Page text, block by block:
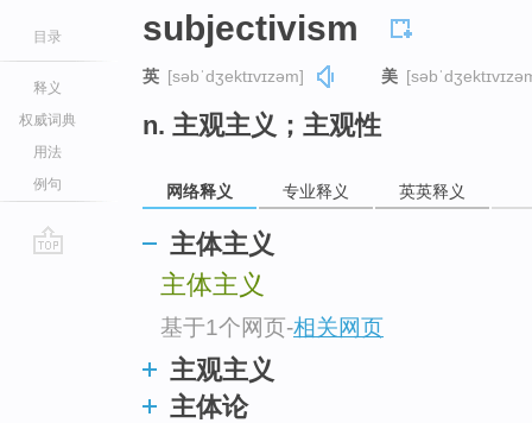
目录
释义
权威词典
用法
例句
subjectivism
英 [səbˈdʒektɪvɪzəm] 美
n. 主观主义；主观性
网络释义 专业释义 英英释义
主体主义
主体主义
基于1个网页-相关网页
主观主义
主体论